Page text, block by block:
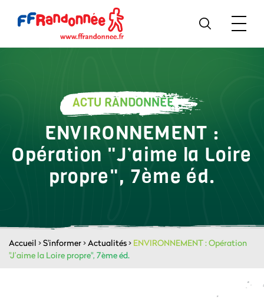
ACTU RANDONNÉE
ENVIRONNEMENT :
Opération "J’aime la Loire
propre", 7ème éd.
Accueil >S'informer>Actualités> ENVIRONNEMENT : Opération
"J’aime la Loire propre", 7ème éd.